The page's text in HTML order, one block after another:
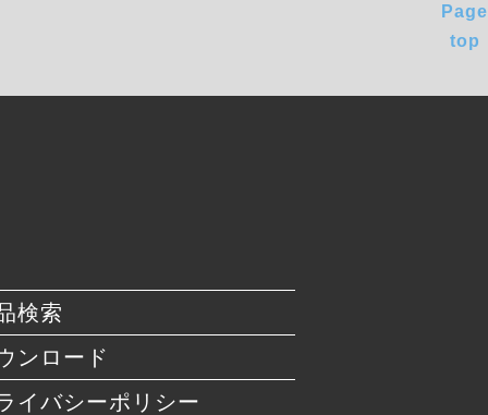
検索
ンロード
イバシーポリシー
Page
top